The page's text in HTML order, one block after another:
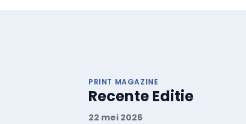
PRINT MAGAZINE
Recente Editie
22 mei 2026